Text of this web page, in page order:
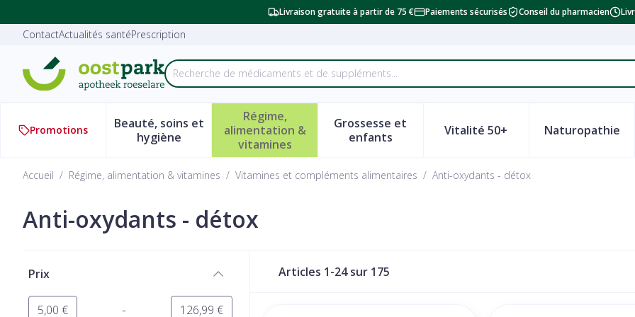
Livraison gratuite à partir de 75 € Paiements sécurisés Conseil du pharmacien
ContactActualités santéPrescription
Rechercher
Recherche
Promotions
Beauté, soins et
hygièneAfficher le sous-menu pour la catégorie Beauté, soins et hygiène
Régime,
alimentation &
vitamines
Afficher le sous-menu pour la catégorie Régime, alimentation &
Grossesse et
enfantsAfficher le sous-menu pour la catégorie
Vitalité 50+Afficher le sous-menu pour
Naturopathie
Afficher
Accueil / Régime, alimentation & vitamines / Vitamines et compléments alimentaires / Anti-oxydants - détox
Anti-oxydants - détox
Prix
Valeur minimale
5,00 € - Valeur maximale
126,99 €
Articles 1-24sur 175